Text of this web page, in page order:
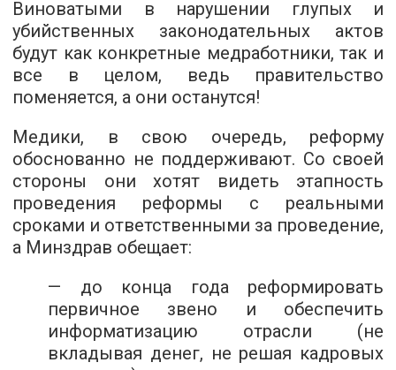
Виноватыми в нарушении глупых и
убийственных законодательных актов
будут как конкретные медработники, так и
все в целом, ведь правительство
поменяется, а они останутся!
Медики, в свою очередь, реформу
обоснованно не поддерживают. Со своей
стороны они хотят видеть этапность
проведения реформы с реальными
сроками и ответственными за проведение,
а Минздрав обещает:
— до конца года реформировать
первичное звено и обеспечить
информатизацию отрасли (не
вкладывая денег, не решая кадровых